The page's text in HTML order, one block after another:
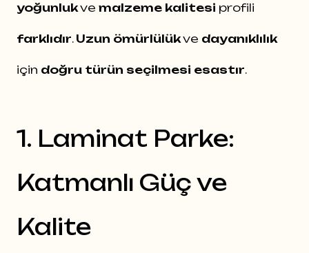
yoğunlukve malzeme kalitesi profili
farklıdır. Uzun ömürlülükve dayanıklılık
için doğru türün seçilmesi esastır.
1. Laminat Parke:
Katmanlı Güç ve
Kalite